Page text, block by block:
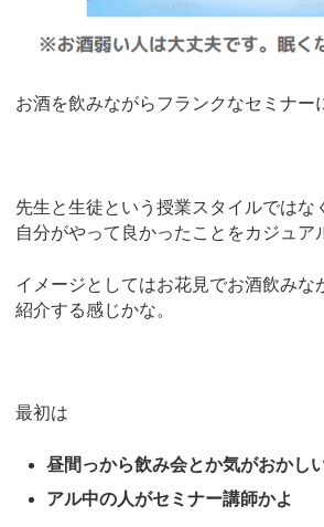
お酒を飲みながらフランクなセミナー
先生と生徒という授業スタイルではな
自分がやって良かったことをカジュア
イメージとしてはお花見でお酒飲みな
紹介する感じかな。
最初は
昼間っから飲み会とか気がおかし
アル中の人がセミナー講師かよ